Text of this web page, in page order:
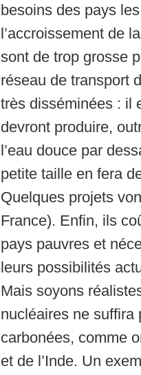
besoins des pays
l’accroissement de
sont de trop grosse
réseau de transport
très disséminées : il
devront produire,
l’eau douce par
petite taille en fera
Quelques projets
France). Enfin, ils
pays pauvres et
leurs possibilités
Mais soyons
nucléaires ne suffira
carbonées, comme
et de l’Inde. Un